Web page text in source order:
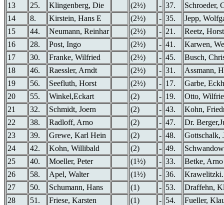
13
25. Klingenberg, Die (2½) - 37.
Schroeder,
14
8. Kirstein, Hans E (2½) - 35.
Jepp,
15
44. Neumann, Reinhar (2½) - 21.
Reetz, Horst
16
28. Post, Ingo (2½) - 41.
Karwen,
17
30. Franke, Wilfried (2½) - 45.
Busch,
18
46. Raessler, Arndt (2½) - 31.
Assmann,
19
56. Seefluth, Horst (2½) - 17.
Garbe,
20
55. Winkel,Eckart (2) - 19.
Otto,
21
32. Schmidt, Joern (2) - 43.
Kohn,
22
38. Radloff, Arno (2) - 47.
Dr.
23
39. Grewe, Karl Hein (2) - 48.
Gottschalk,
24
42. Kohn, Willibald (2) - 49.
25
40. Moeller, Peter (1½) - 33.
Betke, Arno
26
58. Apel, Walter (1½) - 36.
27
50. Schumann, Hans (1) - 53.
Draffehn,
28
51. Friese, Karsten (1) - 54.
Fueller,